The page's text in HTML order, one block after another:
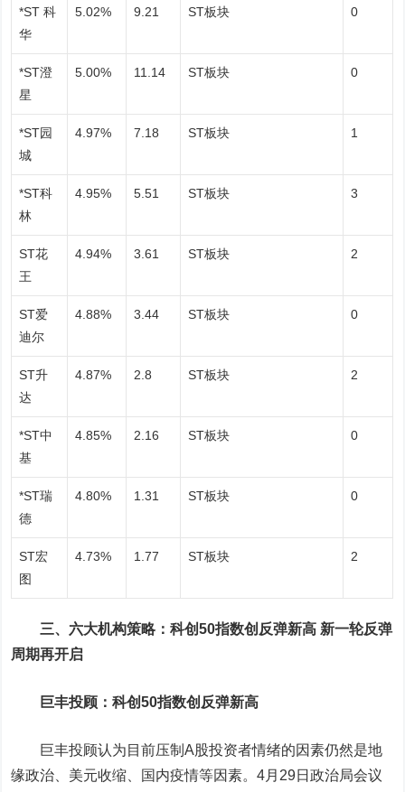
*ST 科
华
5.02% 9.21 ST板块 0
*ST澄
星
5.00% 11.14 ST板块 0
*ST园
城
4.97% 7.18 ST板块 1
*ST科
林
4.95% 5.51 ST板块 3
ST花
王
4.94% 3.61 ST板块 2
ST爱
迪尔
4.88% 3.44 ST板块 0
ST升
达
4.87% 2.8 ST板块 2
*ST中
基
4.85% 2.16 ST板块 0
*ST瑞
德
4.80% 1.31 ST板块 0
ST宏
图
4.73% 1.77 ST板块 2
三、六大机构策略：科创50指数创反弹新高 新一轮反弹
周期再开启
巨丰投顾：科创50指数创反弹新高
巨丰投顾认为目前压制A股投资者情绪的因素仍然是地
缘政治、美元收缩、国内疫情等因素。4月29日政治局会议